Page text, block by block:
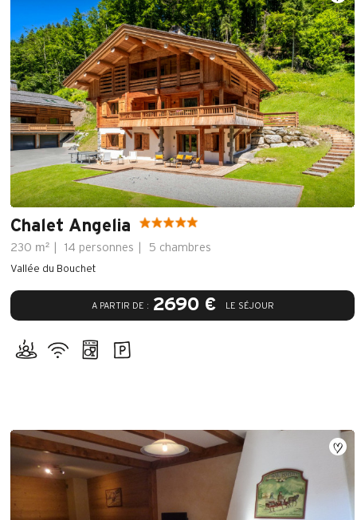
Chalet Angelia
230 m² 14 personnes 5 chambres
A PARTIR DE : 2690 € LE SÉJOUR
Vallée du Bouchet